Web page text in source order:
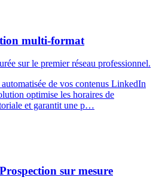
multi-format
sur le premier réseau professionnel.
de vos contenus LinkedIn
optimise les horaires de
et garantit une p…
sur mesure